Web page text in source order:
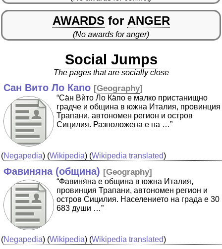
AWARDS for ANGER
(No awards for anger)
Social Jumps
The pages that are socially close
Сан Вито Ло Капо [Geography]
“Са̀н Вѝто Ло Ка̀по е малко пристанищно
градче и община в южна Италия, провинция
Трапани, автономен регион и остров
Сицилия. Разположена е на …”
(Negapedia) (Wikipedia) (Wikipedia translated)
Фавиняна (община) [Geography]
“Фавиня̀на е община в южна Италия,
провинция Трапани, автономен регион и
остров Сицилия. Населението на града е 30
683 души …”
(Negapedia) (Wikipedia) (Wikipedia translated)